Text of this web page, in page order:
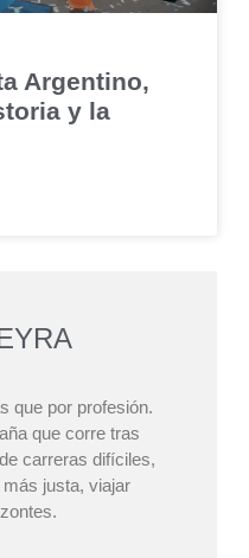
Argentino,
y la
que por profesión.
que corre tras
carreras difíciles,
justa, viajar